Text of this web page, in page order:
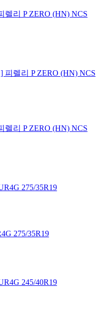
리 P ZERO (HN) NCS
리 P ZERO (HN) NCS
275/35R19